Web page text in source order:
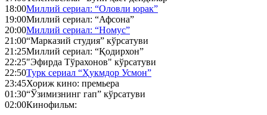
18:00Миллий сериал: “Оловли юрак”
19:00Миллий сериал: “Афсона”
20:00Миллий сериал: “Номус”
21:00“Марказий студия” кўрсатуви
21:25Миллий сериал: “Қодирхон”
22:25"Эфирда Тўрахонов" кўрсатуви
22:50Турк сериал “Ҳукмдор Усмон”
23:45Хориж кино: премьера
01:30“Ўзимизнинг гап” кўрсатуви
02:00Кинофильм: